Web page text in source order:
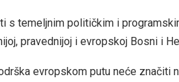
s temeljnim političkim i
pravednijoj i evropskoj Bosni i
evropskom putu neće značiti